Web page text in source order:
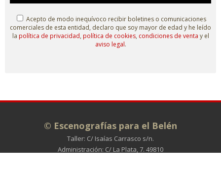
Acepto de modo inequívoco recibir boletines o comunicaciones
comerciales de esta entidad, declaro que soy mayor de edad y he leído
la política de privacidad, política de cookies, condiciones de venta y el
aviso legal.
© Escenografías para el Belén
Taller: C/ Isaías Carrasco s/n.
Administración: C/ La Plata, 7. 49810